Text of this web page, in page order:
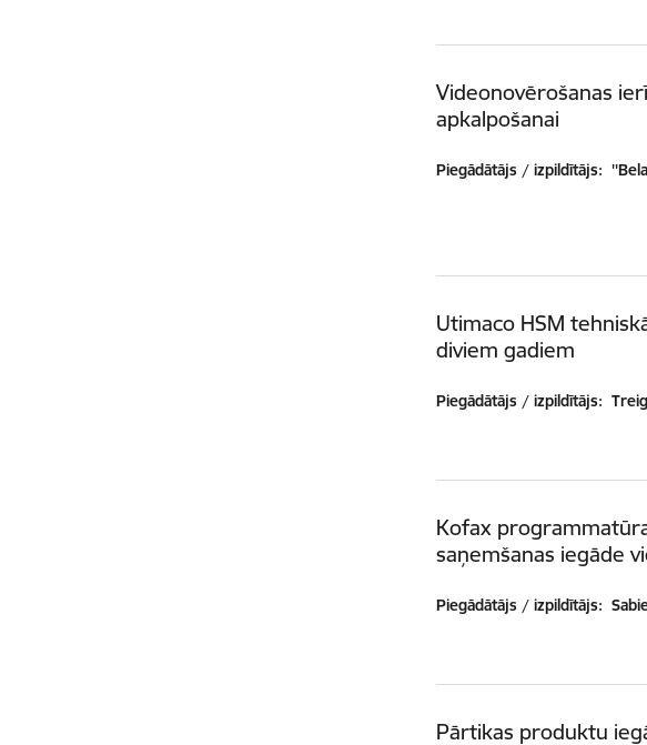
Videonovērošanas
apkalpošanai
Piegādātājs / izpildītājs:
Utimaco HSM
diviem gadiem
Piegādātājs / izpildītājs:
Kofax
saņemšanas iegāde
Piegādātājs / izpildītājs:
Pārtikas produktu